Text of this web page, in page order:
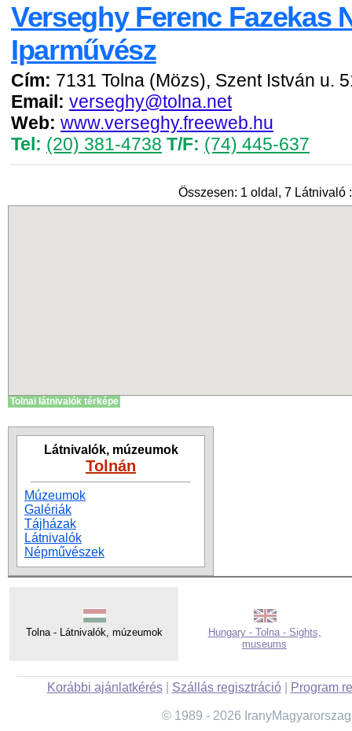
Verseghy Ferenc Fazekas
Iparművész
Cím: 7131 Tolna (Mözs), Szent István u.
Email: verseghy@tolna.net
Web: www.verseghy.freeweb.hu
Tel: (20) 381-4738 T/F: (74) 445-637
Összesen: 1 oldal, 7 Látnivaló :
Tolnai látnivalók térképe
Látnivalók, múzeumok
Tolnán
Múzeumok
Galériák
Tájházak
Látnivalók
Népművészek
Tolna - Látnivalók, múzeumok
Hungary - Tolna - Sights,
museums
Korábbi ajánlatkérés| Szállás regisztráció| Program
© 1989 - 2026